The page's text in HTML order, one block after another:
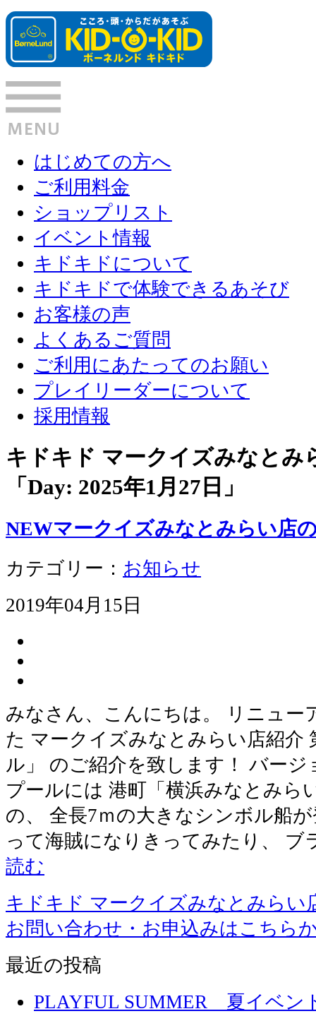
はじめての方へ
ご利用料金
ショップリスト
イベント情報
キドキドについて
キドキドで体験できるあそび
お客様の声
よくあるご質問
ご利用にあたってのお願い
プレイリーダーについて
採用情報
キドキド マークイズみなと
「Day: 2025年1月27日 」
NEWマークイズみなとみらい店
カテゴリー： お知らせ
2019年04月15日
みなさん、こんにちは。 リニュー
た マークイズみなとみらい店紹介
ル」 のご紹介を致します！ バー
プールには 港町「横浜みなとみら
の、 全長7ｍの大きなシンボル船
って海賊になりきってみたり、
読む
キドキド マークイズみなとみらい
お問い合わせ・お申込みはこちら
最近の投稿
PLAYFUL SUMMER 夏イベ